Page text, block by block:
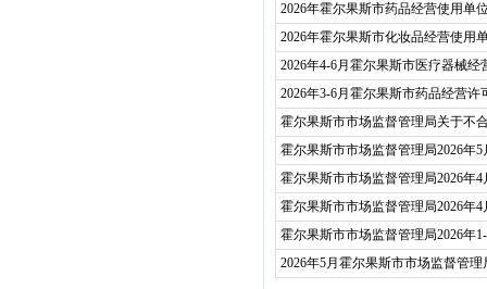
2026年霍尔果斯市药品经营使用单
2026年霍尔果斯市化妆品经营使用
2026年4-6月霍尔果斯市医疗器械
2026年3-6月霍尔果斯市药品经营
霍尔果斯市市场监督管理局关于不
霍尔果斯市市场监督管理局2026年
霍尔果斯市市场监督管理局2026年
霍尔果斯市市场监督管理局2026年
霍尔果斯市市场监督管理局2026年
2026年5月霍尔果斯市市场监督管